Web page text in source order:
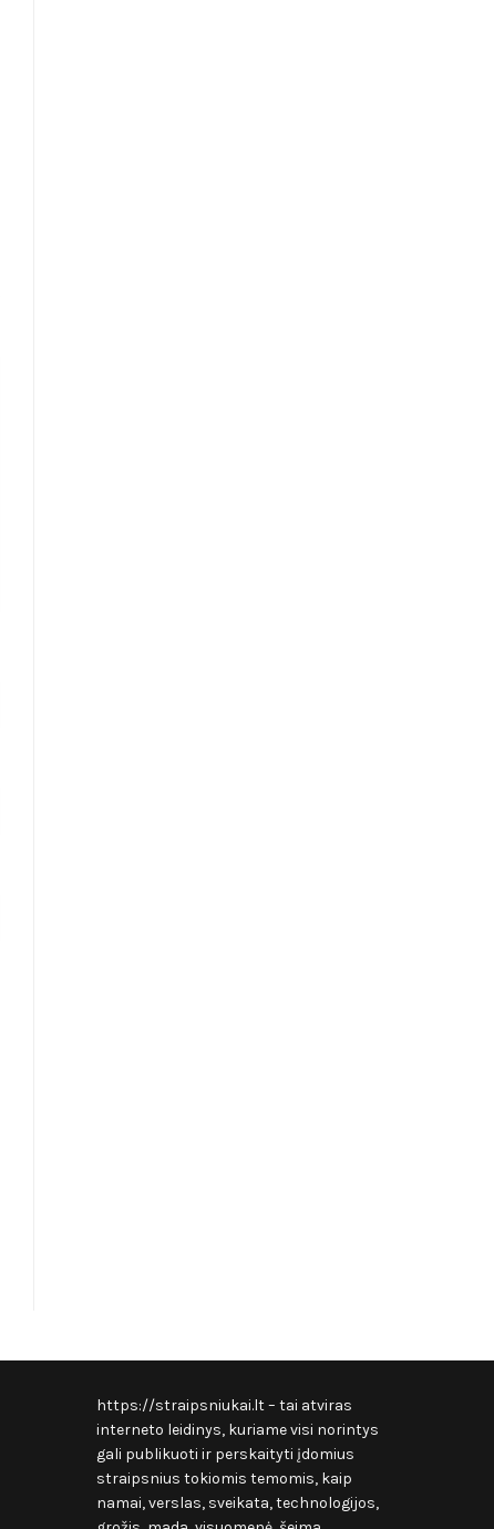
https://straipsniukai.lt– tai atviras
interneto leidinys, kuriame visi norintys
gali publikuoti ir perskaityti įdomius
straipsnius tokiomis temomis, kaip
namai, verslas, sveikata, technologijos,